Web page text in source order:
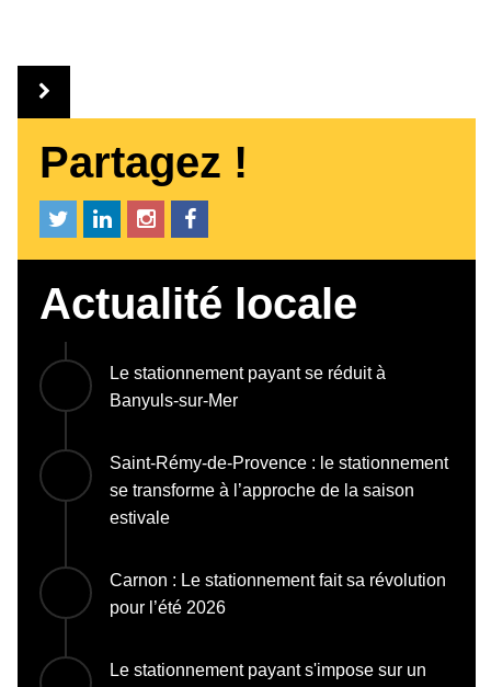
Partagez !
Actualité locale
Le stationnement payant se réduit à
Banyuls-sur-Mer
Saint-Rémy-de-Provence : le stationnement
se transforme à l’approche de la saison
estivale
Carnon : Le stationnement fait sa révolution
pour l’été 2026
Le stationnement payant s'impose sur un